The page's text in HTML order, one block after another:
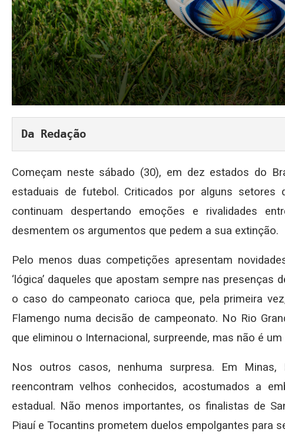
Da Redação
Começam neste sábado (30), em dez estados do
estaduais de futebol. Criticados por alguns setores
continuam despertando emoções e rivalidades
desmentem os argumentos que pedem a sua extinção.
Pelo menos duas competições apresentam
‘lógica’ daqueles que apostam sempre nas presenças
o caso do campeonato carioca que, pela primeira
Flamengo numa decisão de campeonato. No Rio
que eliminou o Internacional, surpreende, mas não é
Nos outros casos, nenhuma surpresa. Em Minas,
reencontram velhos conhecidos, acostumados a
estadual. Não menos importantes, os finalistas de
Piauí e Tocantins prometem duelos empolgantes para